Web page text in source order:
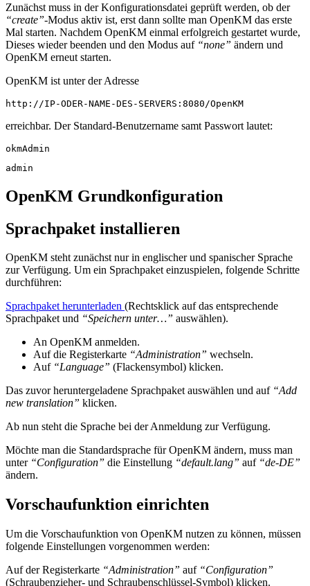
Zunächst muss in der Konfigurationsdatei geprüft werden, ob der
“create”-Modus aktiv ist, erst dann sollte man OpenKM das erste
Mal starten. Nachdem OpenKM einmal erfolgreich gestartet wurde,
Dieses wieder beenden und den Modus auf “none” ändern und
OpenKM erneut starten.
OpenKM ist unter der Adresse
http://IP-ODER-NAME-DES-SERVERS:8080/OpenKM
erreichbar. Der Standard-Benutzername samt Passwort lautet:
okmAdmin
admin
OpenKM Grundkonfiguration
Sprachpaket installieren
OpenKM steht zunächst nur in englischer und spanischer Sprache
zur Verfügung. Um ein Sprachpaket einzuspielen, folgende Schritte
durchführen:
Sprachpaket herunterladen (Rechtsklick auf das entsprechende
Sprachpaket und “Speichern unter…” auswählen).
An OpenKM anmelden.
Auf die Registerkarte “Administration” wechseln.
Auf“Language” (Flackensymbol) klicken.
Das zuvor heruntergeladene Sprachpaket auswählen und auf “Add
new translation” klicken.
Ab nun steht die Sprache bei der Anmeldung zur Verfügung.
Möchte man die Standardsprache für OpenKM ändern, muss man
unter “Configuration” die Einstellung “default.lang” auf “de-DE”
ändern.
Vorschaufunktion einrichten
Um die Vorschaufunktion von OpenKM nutzen zu können, müssen
folgende Einstellungen vorgenommen werden:
Auf der Registerkarte “Administration” auf “Configuration”
(Schraubenzieher- und Schraubenschlüssel-Symbol) klicken.